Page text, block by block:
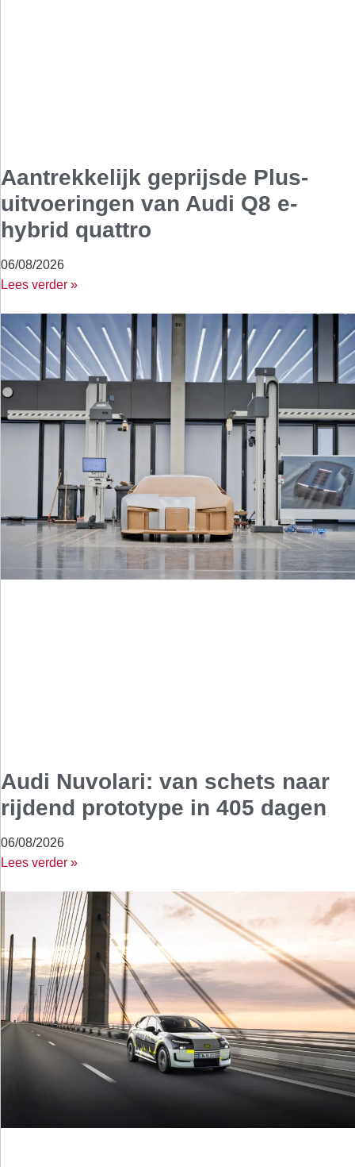
Aantrekkelijk geprijsde Plus-
uitvoeringen van Audi Q8 e-
hybrid quattro
06/08/2026
Lees verder »
Audi Nuvolari: van schets naar
rijdend prototype in 405 dagen
06/08/2026
Lees verder »